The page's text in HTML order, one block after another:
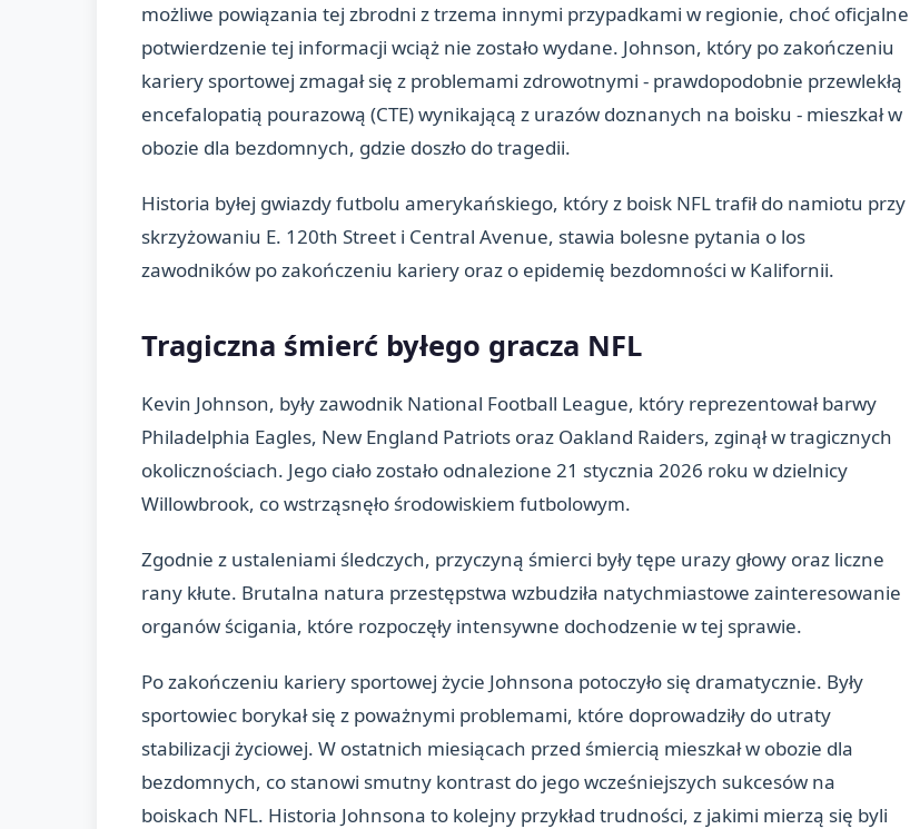
możliwe powiązania tej zbrodni z trzema innymi przypadkami w regionie, choć oficjalne
potwierdzenie tej informacji wciąż nie zostało wydane. Johnson, który po zakończeniu
kariery sportowej zmagał się z problemami zdrowotnymi - prawdopodobnie przewlekłą
encefalopatią pourazową (CTE) wynikającą z urazów doznanych na boisku - mieszkał w
obozie dla bezdomnych, gdzie doszło do tragedii.
Historia byłej gwiazdy futbolu amerykańskiego, który z boisk NFL trafił do namiotu przy
skrzyżowaniu E. 120th Street i Central Avenue, stawia bolesne pytania o los
zawodników po zakończeniu kariery oraz o epidemię bezdomności w Kalifornii.
Tragiczna śmierć byłego gracza NFL
Kevin Johnson, były zawodnik National Football League, który reprezentował barwy
Philadelphia Eagles, New England Patriots oraz Oakland Raiders, zginął w tragicznych
okolicznościach. Jego ciało zostało odnalezione 21 stycznia 2026 roku w dzielnicy
Willowbrook, co wstrząsnęło środowiskiem futbolowym.
Zgodnie z ustaleniami śledczych, przyczyną śmierci były tępe urazy głowy oraz liczne
rany kłute. Brutalna natura przestępstwa wzbudziła natychmiastowe zainteresowanie
organów ścigania, które rozpoczęły intensywne dochodzenie w tej sprawie.
Po zakończeniu kariery sportowej życie Johnsona potoczyło się dramatycznie. Były
sportowiec borykał się z poważnymi problemami, które doprowadziły do utraty
stabilizacji życiowej. W ostatnich miesiącach przed śmiercią mieszkał w obozie dla
bezdomnych, co stanowi smutny kontrast do jego wcześniejszych sukcesów na
boiskach NFL. Historia Johnsona to kolejny przykład trudności, z jakimi mierzą się byli